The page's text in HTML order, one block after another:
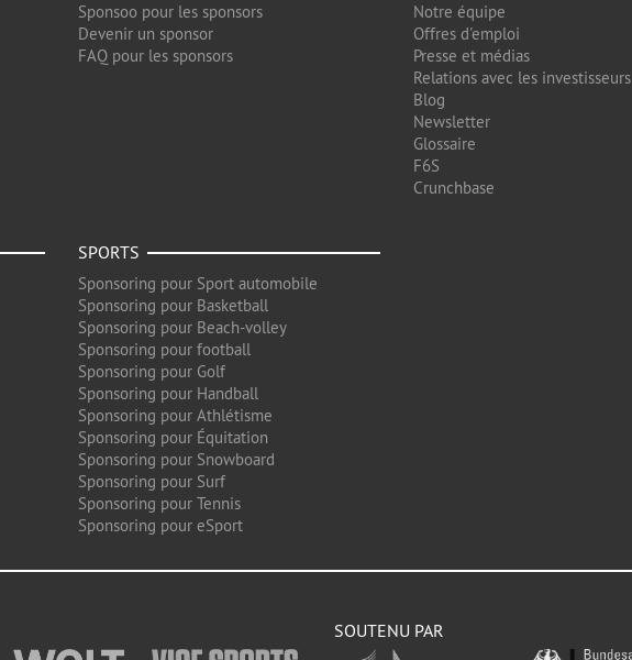
Sponsoo pour les sponsors
Devenir un sponsor
FAQ pour les sponsors
Notre équipe
Offres d'emploi
Presse et médias
Relations avec les investisseurs
Blog
Newsletter
Glossaire
F6S
Crunchbase
SPORTS
Sponsoring pour Sport automobile
Sponsoring pour Basketball
Sponsoring pour Beach-volley
Sponsoring pour football
Sponsoring pour Golf
Sponsoring pour Handball
Sponsoring pour Athlétisme
Sponsoring pour Équitation
Sponsoring pour Snowboard
Sponsoring pour Surf
Sponsoring pour Tennis
Sponsoring pour eSport
SOUTENU PAR